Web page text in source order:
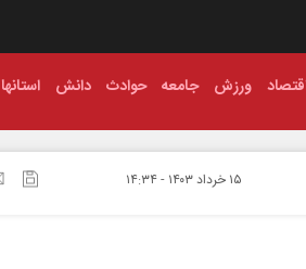
ورزش جامعه حوادث دانش استانها
۱۵ خرداد ۱۴۰۳ - ۱۴:۳۴